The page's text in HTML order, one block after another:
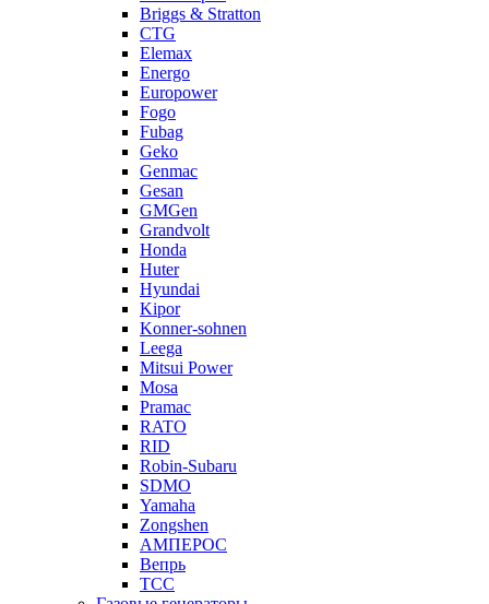
Briggs & Stratton
CTG
Elemax
Energo
Europower
Fogo
Fubag
Geko
Genmac
Gesan
GMGen
Grandvolt
Honda
Huter
Hyundai
Kipor
Konner-sohnen
Leega
Mitsui Power
Mosa
Pramac
RATO
RID
Robin-Subaru
SDMO
Yamaha
Zongshen
АМПЕРОС
Вепрь
ТСС